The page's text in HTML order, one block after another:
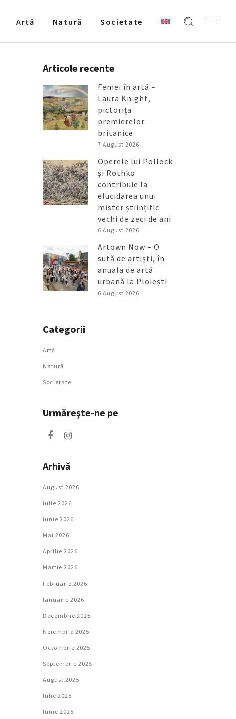
Artǎ Natură Societate
Articole recente
Femei în artă –
Laura Knight,
pictorița
premierelor
britanice
7 August 2026
Operele lui Pollock
și Rothko
contribuie la
elucidarea unui
mister științific
vechi de zeci de ani
6 August 2026
Artown Now – O
sută de artiști, în
anuala de artă
urbană la Ploiești
6 August 2026
Categorii
Artǎ
Natură
Societate
Urmăreşte-ne pe
Arhivă
August 2026
Iulie 2026
Iunie 2026
Mai 2026
Aprilie 2026
Martie 2026
Februarie 2026
Ianuarie 2026
Decembrie 2025
Noiembrie 2025
Octombrie 2025
Septembrie 2025
August 2025
Iulie 2025
Iunie 2025